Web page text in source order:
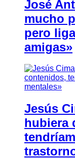
José
mucho
pero
amigas»
Jesús
hubiera